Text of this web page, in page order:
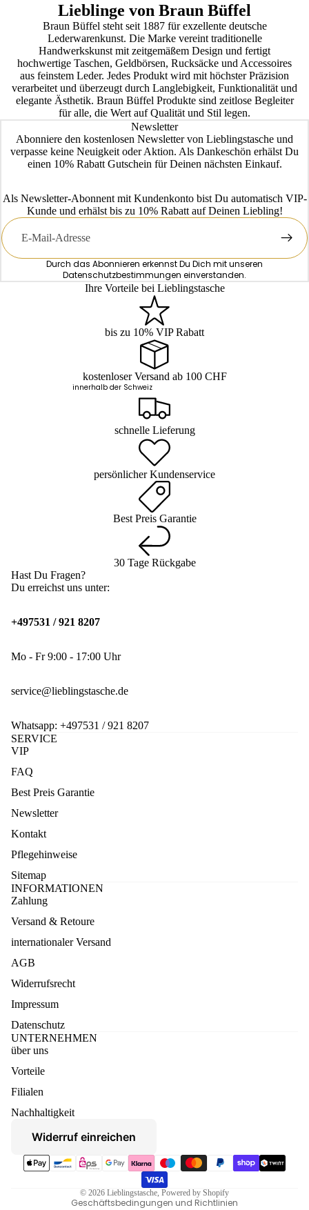
Lieblinge von Braun Büffel
Braun Büffel steht seit 1887 für exzellente deutsche
Lederwarenkunst. Die Marke vereint traditionelle
Handwerkskunst mit zeitgemäßem Design und fertigt
hochwertige Taschen, Geldbörsen, Rucksäcke und Accessoires
aus feinstem Leder. Jedes Produkt wird mit höchster Präzision
verarbeitet und überzeugt durch Langlebigkeit, Funktionalität und
elegante Ästhetik. Braun Büffel Produkte sind zeitlose Begleiter
für alle, die Wert auf Qualität und Stil legen.
Newsletter
Abonniere den kostenlosen Newsletter von Lieblingstasche und
verpasse keine Neuigkeit oder Aktion. Als Dankeschön erhälst Du
einen 10% Rabatt Gutschein für Deinen nächsten Einkauf.
Als Newsletter-Abonnent mit Kundenkonto bist Du automatisch VIP-
Kunde und erhälst bis zu 10% Rabatt auf Deinen Liebling!
E-
Mail
Durch das Abonnieren erkennst Du Dich mit unseren
Datenschutzbestimmungen einverstanden.
Ihre Vorteile bei Lieblingstasche
bis zu 10% VIP Rabatt
kostenloser Versand ab 100 CHF
innerhalb der Schweiz
schnelle Lieferung
persönlicher Kundenservice
Best Preis Garantie
30 Tage Rückgabe
Hast Du Fragen?
Du erreichst uns unter:
+497531 / 921 8207
Mo - Fr 9:00 - 17:00 Uhr
service@lieblingstasche.de
Whatsapp: +497531 / 921 8207
SERVICE
VIP
FAQ
Best Preis Garantie
Newsletter
Kontakt
Pflegehinweise
Sitemap
INFORMATIONEN
Zahlung
Versand & Retoure
internationaler Versand
AGB
Widerrufsrecht
Impressum
Datenschutz
UNTERNEHMEN
über uns
Vorteile
Filialen
Nachhaltigkeit
Widerruf einreichen
Zahlungsmethoden
© 2026 Lieblingstasche , Powered by Shopify
Geschäftsbedingungen und Richtlinien
Kontaktinformationen